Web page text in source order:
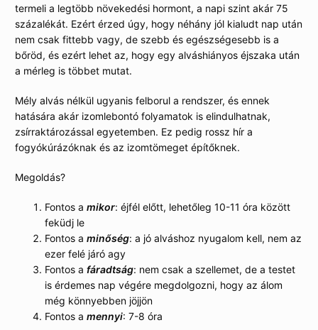
termeli a legtöbb növekedési hormont, a napi szint akár 75
százalékát. Ezért érzed úgy, hogy néhány jól kialudt nap után
nem csak fittebb vagy, de szebb és egészségesebb is a
bőröd, és ezért lehet az, hogy egy alváshiányos éjszaka után
a mérleg is többet mutat.
Mély alvás nélkül ugyanis felborul a rendszer, és ennek
hatására akár izomlebontó folyamatok is elindulhatnak,
zsírraktározással egyetemben. Ez pedig rossz hír a
fogyókúrázóknak és az izomtömeget építőknek.
Megoldás?
Fontos a mikor: éjfél előtt, lehetőleg 10-11 óra között
feküdj le
Fontos a minőség: a jó alváshoz nyugalom kell, nem az
ezer felé járó agy
Fontos a fáradtság: nem csak a szellemet, de a testet
is érdemes nap végére megdolgozni, hogy az álom
még könnyebben jöjjön
Fontos a mennyi: 7-8 óra